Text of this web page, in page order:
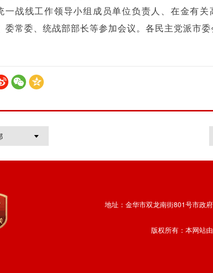
一战线工作领导小组成员单位负责人、在金有
委常委、统战部部长等参加会议。各民主党派市
地址：金华市双龙南街801号市政
版权所有：本网站